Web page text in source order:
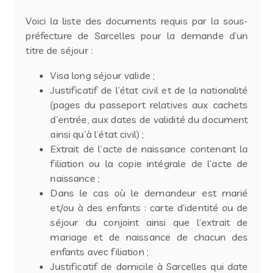
Voici la liste des documents requis par la sous-
préfecture de Sarcelles pour la demande d’un
titre de séjour :
Visa long séjour valide ;
Justificatif de l’état civil et de la nationalité
(pages du passeport relatives aux cachets
d’entrée, aux dates de validité du document
ainsi qu’à l’état civil) ;
Extrait de l’acte de naissance contenant la
filiation ou la copie intégrale de l’acte de
naissance ;
Dans le cas où le demandeur est marié
et/ou à des enfants : carte d’identité ou de
séjour du conjoint ainsi que l’extrait de
mariage et de naissance de chacun des
enfants avec filiation ;
Justificatif de domicile à Sarcelles qui date